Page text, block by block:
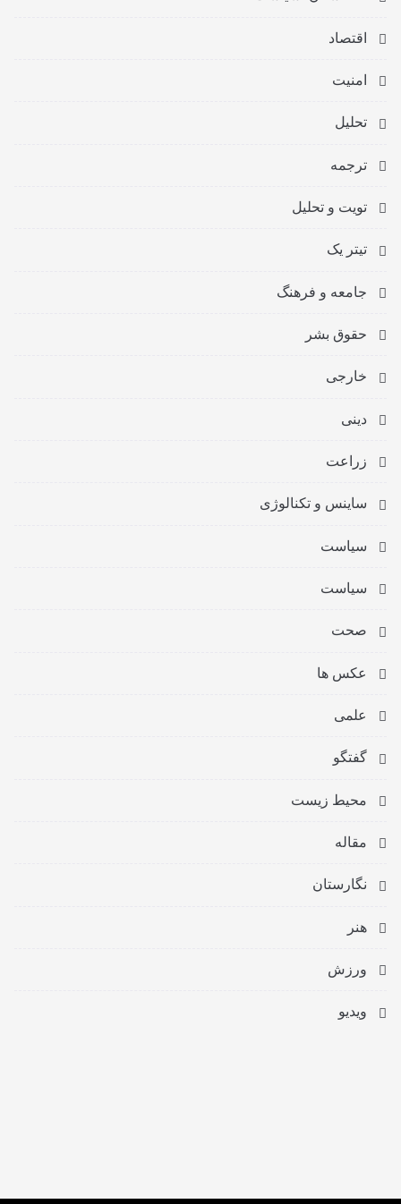
اقتصاد
امنیت
تحلیل
ترجمه
تویت و تحلیل
تیتر یک
جامعه و فرهنگ
حقوق بشر
خارجی
دینی
زراعت
ساینس و تکنالوژی
سیاست
سیاست
صحت
عکس ها
علمی
گفتگو
محیط زیست
مقاله
نگارستان
هنر
ورزش
ویدیو